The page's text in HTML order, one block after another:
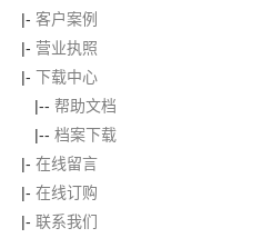
|- 客户案例
|- 营业执照
|- 下载中心
|-- 帮助文档
|-- 档案下载
|- 在线留言
|- 在线订购
|- 联系我们